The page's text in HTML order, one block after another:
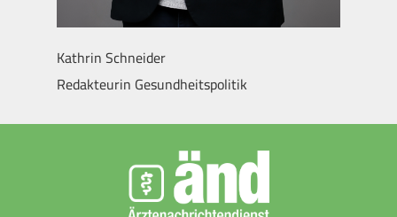
Kathrin Schneider
Redakteurin Gesundheitspolitik